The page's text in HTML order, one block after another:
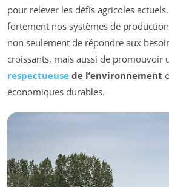
pour relever les défis agricoles
fortement nos systèmes de
non seulement de répondre aux
croissants, mais aussi de promouvoir
respectueuse de l’environnement
économiques durables.